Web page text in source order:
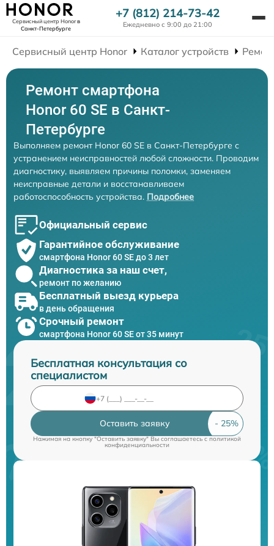
Сервисный центр Honorв
Санкт-Петербурге
+7 (812) 214-73-42
Ежедневно с 9:00 до 21:00
Сервисный центр Honor Каталог устройств
Ремонт смартфона
Honor 60 SE в Санкт-
Петербурге
Выполняем ремонт Honor 60 SE в Санкт-Петербурге с
устранением неисправностей любой сложности. Проводим
диагностику, выявляем причины поломки, заменяем
неисправные детали и восстанавливаем
работоспособность устройства. Подробнее
Официальный сервис
Гарантийное обслуживание
смартфона Honor 60 SE до 3 лет
Диагностика за наш счет,
ремонт по желанию
Бесплатный выезд курьера
в день обращения
Срочный ремонт
смартфона Honor 60 SE от 35 минут
Бесплатная консультация со
специалистом
Оставить заявку
Нажимая на кнопку "Оставить заявку" Вы соглашаетесь cполитикой
конфиденциальности